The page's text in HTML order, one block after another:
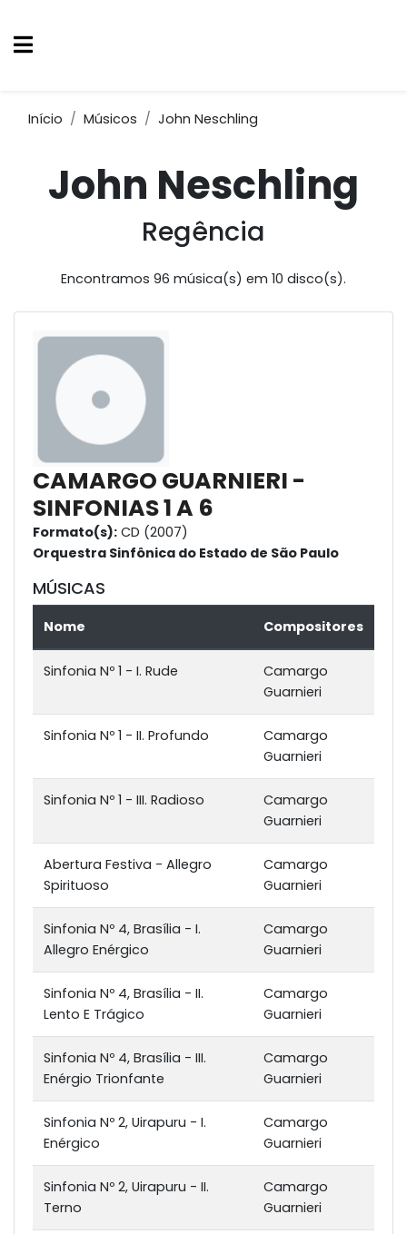
Início Músicos John Neschling
John Neschling
Regência
Encontramos 96 música(s) em 10 disco(s).
CAMARGO GUARNIERI -
SINFONIAS 1 A 6
Formato(s): CD (2007)
Orquestra Sinfônica do Estado de São Paulo
MÚSICAS
Nome Compositores
Sinfonia Nº 1 - I. Rude
Camargo
Guarnieri
Sinfonia Nº 1 - II. Profundo
Camargo
Guarnieri
Sinfonia Nº 1 - III. Radioso
Camargo
Guarnieri
Abertura Festiva - Allegro
Spirituoso
Camargo
Guarnieri
Sinfonia Nº 4, Brasília - I.
Allegro Enérgico
Camargo
Guarnieri
Sinfonia Nº 4, Brasília - II.
Lento E Trágico
Camargo
Guarnieri
Sinfonia Nº 4, Brasília - III.
Enérgio Trionfante
Camargo
Guarnieri
Sinfonia Nº 2, Uirapuru - I.
Enérgico
Camargo
Guarnieri
Sinfonia Nº 2, Uirapuru - II.
Terno
Camargo
Guarnieri